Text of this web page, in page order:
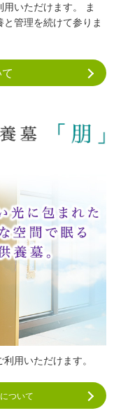
いただけます。 ま
管理を続けて参りま
用いただけます。
ついて